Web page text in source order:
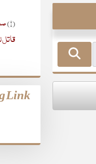
(۱)
قاتل
Link